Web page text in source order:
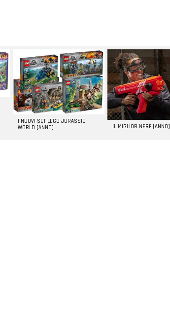
I NUOVI SET LEGO JURASSIC
WORLD [ANNO]
IL MIGLIOR NERF [ANNO]